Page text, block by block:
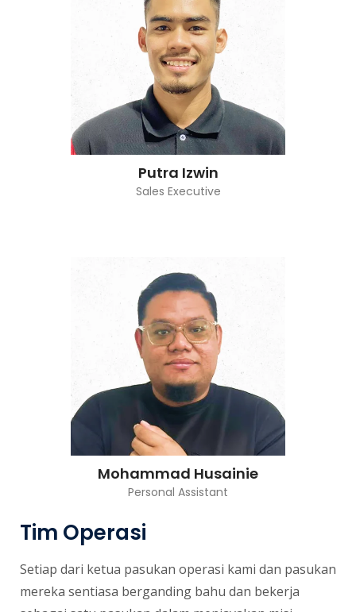
Putra Izwin
Sales Executive
Mohammad Husainie
Personal Assistant
Tim Operasi
Setiap dari ketua pasukan operasi kami dan pasukan
mereka sentiasa berganding bahu dan bekerja